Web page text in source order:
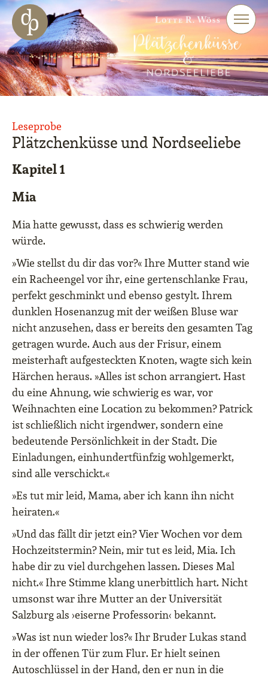
Zum Haupt-Inhalt springen
Zur Navigation springen
Zur Website-Suche springen
Leseprobe
Plätzchenküsse und Nordseeliebe
Kapitel 1
Mia
Mia hatte gewusst, dass es schwierig werden
würde.
»Wie stellst du dir das vor?« Ihre Mutter stand wie
ein Racheengel vor ihr, eine gertenschlanke Frau,
perfekt geschminkt und ebenso gestylt. Ihrem
dunklen Hosenanzug mit der weißen Bluse war
nicht anzusehen, dass er bereits den gesamten Tag
getragen wurde. Auch aus der Frisur, einem
meisterhaft aufgesteckten Knoten, wagte sich kein
Härchen heraus. »Alles ist schon arrangiert. Hast
du eine Ahnung, wie schwierig es war, vor
Weihnachten eine Location zu bekommen? Patrick
ist schließlich nicht irgendwer, sondern eine
bedeutende Persönlichkeit in der Stadt. Die
Einladungen, einhundertfünfzig wohlgemerkt,
sind alle verschickt.«
»Es tut mir leid, Mama, aber ich kann ihn nicht
heiraten.«
»Und das fällt dir jetzt ein? Vier Wochen vor dem
Hochzeitstermin? Nein, mir tut es leid, Mia. Ich
habe dir zu viel durchgehen lassen. Dieses Mal
nicht.« Ihre Stimme klang unerbittlich hart. Nicht
umsonst war ihre Mutter an der Universität
Salzburg als ›eiserne Professorin‹ bekannt.
»Was ist nun wieder los?« Ihr Bruder Lukas stand
in der offenen Tür zum Flur. Er hielt seinen
Autoschlüssel in der Hand, den er nun in die